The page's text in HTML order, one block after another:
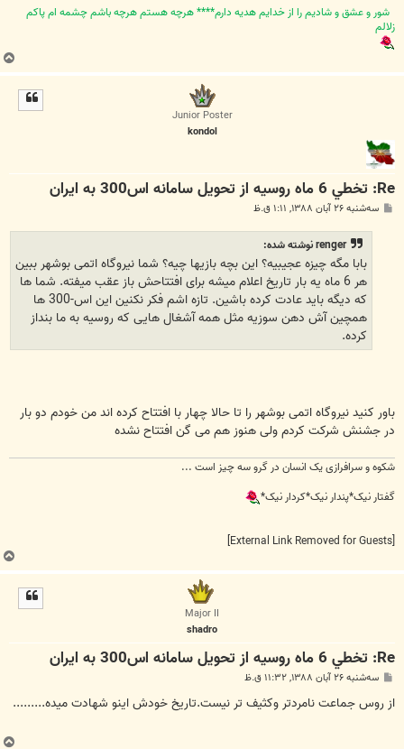
شور و عشق و شاديم را از خدايم هديه دارم**** هرچه هستم هرچه باشم چشمه ام پاکم
زلالم
Junior Poster
kondol
Re: تخطي 6 ماه روسيه از تحويل سامانه اس300 به ايران
سه‌شنبه ۲۶ آبان ۱۳۸۸, ۱:۱۱ ق.ظ
renger نوشته شده:
بابا مگه چیزه عجیبیه؟ این بچه بازیها چیه؟ شما نیروگاه اتمی بوشهر ببین
هر 6 ماه یه بار تاریخ اعلام میشه برای افتتاحش باز عقب میفته. شما ها
که دیگه باید عادت کرده باشین. تازه اشم فکر نکنین این اس-300 ها
همچین آش دهن سوزیه مثل همه آشغال هایی که روسیه به ما بنداز
کرده.
باور کنید نیروگاه اتمی بوشهر را تا حالا چهار با افتتاح کرده اند من خودم دو بار
در جشنش شرکت کردم ولی هنوز هم می گن افتتاح نشده
شکوه و سرافرازی یک انسان در گرو سه چیز است ...
گفتار نیک*پندار نیک*کردار نیک*
[External Link Removed for Guests]
Major II
shadro
Re: تخطي 6 ماه روسيه از تحويل سامانه اس300 به ايران
ت
سه‌شنبه ۲۶ آبان ۱۳۸۸, ۱۱:۳۲ ق.ظ
از روس جماعت نامردتر وکثیف تر نیست.تاریخ خودش اینو شهادت میده.........